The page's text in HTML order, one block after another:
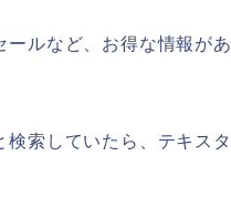
ルなど、お得な情報があ
索していたら、テキスタ